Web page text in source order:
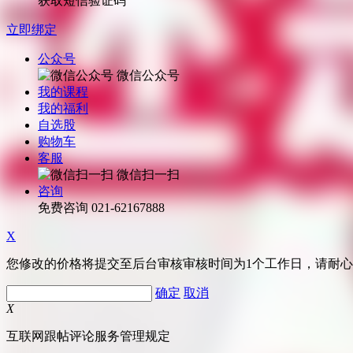
立即绑定
公众号
微信公众号
我的课程
我的福利
自选股
购物车
客服
微信扫一扫
咨询
免费咨询 021-62167888
X
您修改的价格将提交至后台审核审核时间为1个工作日，请耐
确定 取消
X
互联网跟帖评论服务管理规定